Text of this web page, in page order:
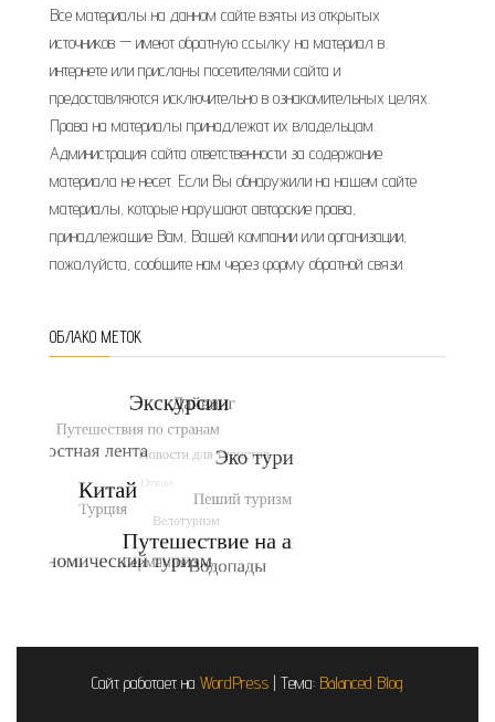
Все материалы на данном сайте взяты из открытых
источников — имеют обратную ссылку на материал в
интернете или присланы посетителями сайта и
предоставляются исключительно в ознакомительных целях.
Права на материалы принадлежат их владельцам.
Администрация сайта ответственности за содержание
материала не несет. Если Вы обнаружили на нашем сайте
материалы, которые нарушают авторские права,
принадлежащие Вам, Вашей компании или организации,
пожалуйста, сообщите нам через форму обратной связи.
ОБЛАКО МЕТОК
Сайт работает на WordPress | Тема: Balanced Blog